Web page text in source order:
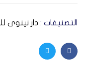
التصنيفات : دار نينوى
Facebook
Twitter